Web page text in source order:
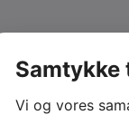
Vi og vores